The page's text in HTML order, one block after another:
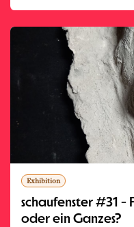
Exhibition
schaufenster #31 -
oder ein Ganzes?